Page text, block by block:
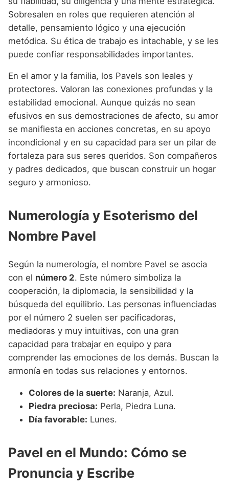
Sobresalen en roles que requieren atención al
detalle, pensamiento lógico y una ejecución
metódica. Su ética de trabajo es intachable, y se les
puede confiar responsabilidades importantes.
En el amor y la familia, los Pavels son leales y
protectores. Valoran las conexiones profundas y la
estabilidad emocional. Aunque quizás no sean
efusivos en sus demostraciones de afecto, su amor
se manifiesta en acciones concretas, en su apoyo
incondicional y en su capacidad para ser un pilar de
fortaleza para sus seres queridos. Son compañeros
y padres dedicados, que buscan construir un hogar
seguro y armonioso.
Numerología y Esoterismo del
Nombre Pavel
Según la numerología, el nombre Pavel se asocia
con el número 2. Este número simboliza la
cooperación, la diplomacia, la sensibilidad y la
búsqueda del equilibrio. Las personas influenciadas
por el número 2 suelen ser pacificadoras,
mediadoras y muy intuitivas, con una gran
capacidad para trabajar en equipo y para
comprender las emociones de los demás. Buscan la
armonía en todas sus relaciones y entornos.
Colores de la suerte: Naranja, Azul.
Piedra preciosa: Perla, Piedra Luna.
Día favorable: Lunes.
Pavel en el Mundo: Cómo se
Pronuncia y Escribe